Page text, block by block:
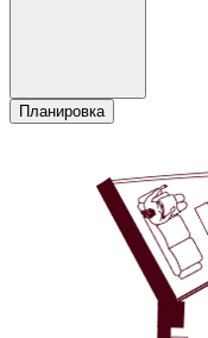
Планировка